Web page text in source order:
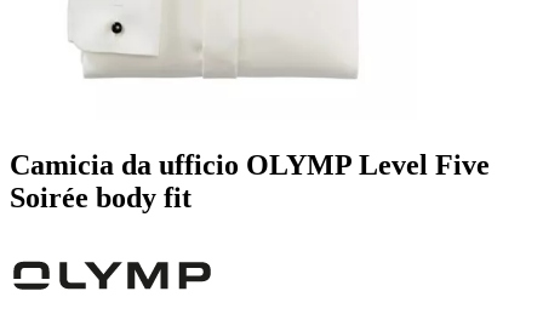
Camicia da ufficio OLYMP Level Five
Soirée body fit